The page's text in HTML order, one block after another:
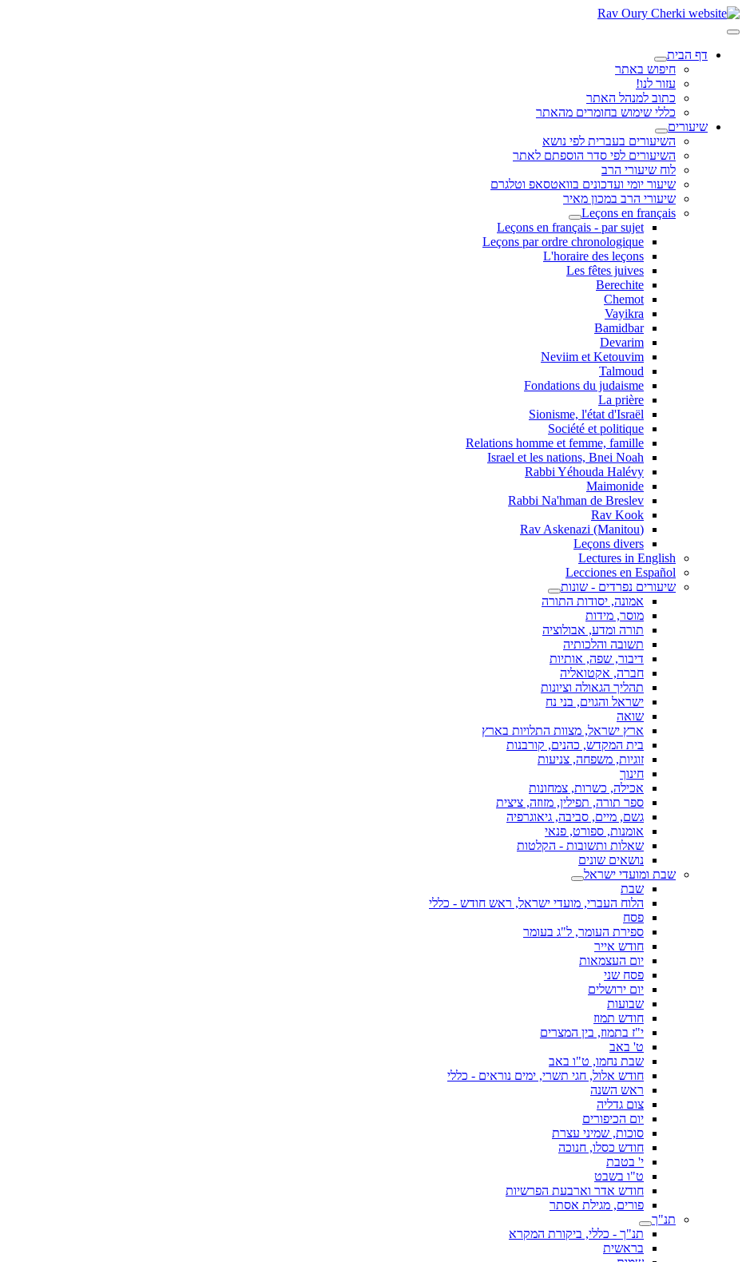
דף הבית
חיפוש באתר
עזור לנו!
כתוב למנהל האתר
כללי שימוש בחומרים מהאתר
שיעורים
השיעורים בעברית לפי נושא
השיעורים לפי סדר הוספתם לאתר
לוח שיעורי הרב
שיעור יומי ועדכונים בוואטסאפ וטלגרם
שיעורי הרב במכון מאיר
Leçons en français
Leçons en français - par sujet
Leçons par ordre chronologique
L'horaire des leçons
Les fêtes juives
Berechite
Chemot
Vayikra
Bamidbar
Devarim
Neviim et Ketouvim
Talmoud
Fondations du judaisme
La prière
Sionisme, l'état d'Israël
Société et politique
Relations homme et femme, famille
Israel et les nations, Bnei Noah
Rabbi Yéhouda Halévy
Maimonide
Rabbi Na'hman de Breslev
Rav Kook
(Rav Askenazi (Manitou
Leçons divers
Lectures in English
Lecciones en Español
שיעורים נפרדים - שונות
אמונה, יסודות התורה
מוסר, מידות
תורה ומדע, אבולוציה
תשובה והלכותיה
דיבור, שפה, אותיות
חברה, אקטואליה
תהליך הגאולה וציונות
ישראל והגוים, בני נח
שואה
ארץ ישראל, מצוות התלויות בארץ
בית המקדש, כהנים, קורבנות
זוגיות, משפחה, צניעות
חינוך
אכילה, כשרות, צמחונות
ספר תורה, תפילין, מזוזה, ציצית
גשם, מיים, סביבה, גיאוגרפיה
אומנות, ספורט, פנאי
שאלות ותשובות - הקלטות
נושאים שונים
שבת ומועדי ישראל
שבת
הלוח העברי, מועדי ישראל, ראש חודש - כללי
פסח
ספירת העומר, ל"ג בעומר
חודש אייר
יום העצמאות
פסח שני
יום ירושלים
שבועות
חודש תמוז
י"ז בתמוז, בין המצרים
ט' באב
שבת נחמו, ט"ו באב
חודש אלול, חגי תשרי, ימים נוראים - כללי
ראש השנה
צום גדליה
יום הכיפורים
סוכות, שמיני עצרת
חודש כסלו, חנוכה
י' בטבת
ט"ו בשבט
חודש אדר וארבעת הפרשיות
פורים, מגילת אסתר
תנ"ך
תנ"ך - כללי, ביקורת המקרא
בראשית